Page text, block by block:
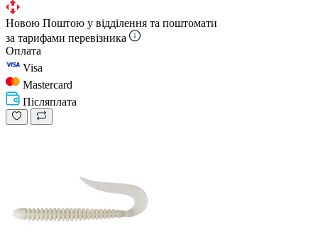
Новою Поштою у відділення та поштомати
за тарифами перевізника
Оплата
Visa
Mastercard
Післяплата